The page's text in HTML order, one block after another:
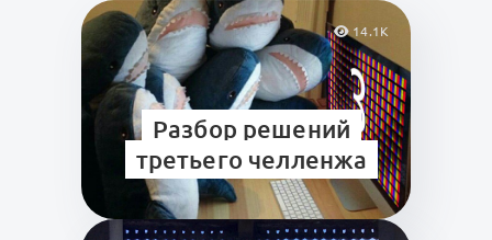
14.1K
Разбор решений
третьего челленжа